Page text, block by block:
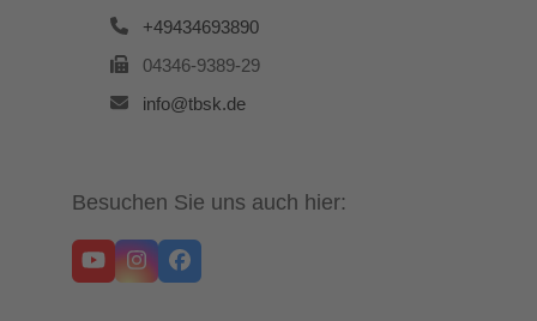
+49434693890
04346-9389-29
info@tbsk.de
Besuchen Sie uns auch hier:
YouTubeInstagramFacebook